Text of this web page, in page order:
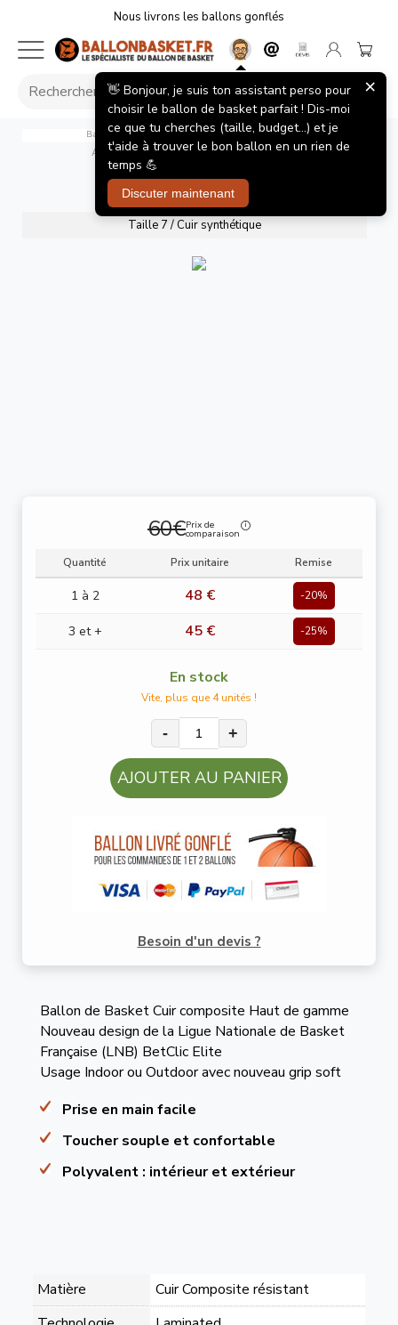
Nous livrons les ballons gonflés
Ballon de basket Spalding Taille 7 LNB TF 250 React
Accueil/Ballons de basket/ LNB TF 250 T7
LNB TF 250 T7
Taille 7 / Cuir synthétique
60€Prix de
comparaison
Quantité Prix unitaire Remise
1 à 2 48 € -20%
3 et + 45 € -25%
En stock
Vite, plus que 4 unités !
- +
AJOUTER AU PANIER
Besoin d'un devis ?
Ballon de Basket Cuir composite Haut de gamme
Nouveau design de la Ligue Nationale de Basket
Française (LNB) BetClic Elite
Usage Indoor ou Outdoor avec nouveau grip soft
Prise en main facile
Toucher souple et confortable
Polyvalent : intérieur et extérieur
Matière
Cuir Composite résistant
👋 Bonjour, je suis ton assistant perso pour
choisir le ballon de basket parfait ! Dis-moi
ce que tu cherches (taille, budget...) et je
t'aide à trouver le bon ballon en un rien de
temps 💪
Discuter maintenant
×